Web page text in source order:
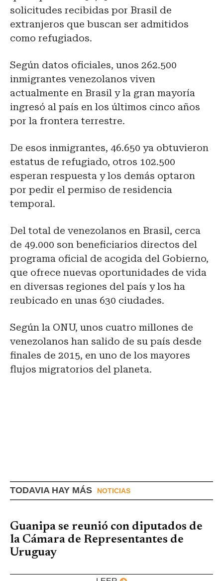
solicitudes recibidas por Brasil de
extranjeros que buscan ser admitidos
como refugiados.
Según datos oficiales, unos 262.500
inmigrantes venezolanos viven
actualmente en Brasil y la gran mayoría
ingresó al país en los últimos cinco años
por la frontera terrestre.
De esos inmigrantes, 46.650 ya obtuvieron
estatus de refugiado, otros 102.500
esperan respuesta y los demás optaron
por pedir el permiso de residencia
temporal.
Del total de venezolanos en Brasil, cerca
de 49.000 son beneficiarios directos del
programa oficial de acogida del Gobierno,
que ofrece nuevas oportunidades de vida
en diversas regiones del país y los ha
reubicado en unas 630 ciudades.
Según la ONU, unos cuatro millones de
venezolanos han salido de su país desde
finales de 2015, en uno de los mayores
flujos migratorios del planeta.
TODAVIA HAY MÁS NOTICIAS
Guanipa se reunió con diputados de
la Cámara de Representantes de
Uruguay